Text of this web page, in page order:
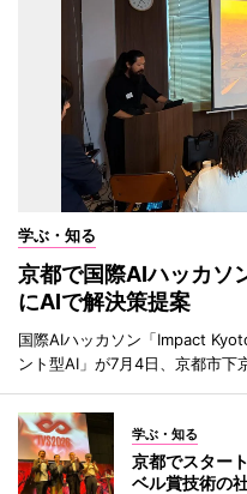
学ぶ・知る
京都で国際AIハッカ
にAIで解決策提案
国際AIハッカソン「Impact
ント型AI」が7月4日、京都市下
学ぶ・知る
京都でスター
ベル賞技術の